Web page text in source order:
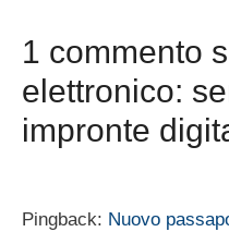
1 commento
elettronico:
impronte
Pingback: Nuovo